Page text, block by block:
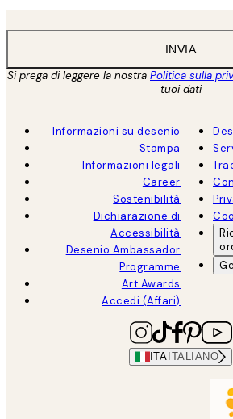
INVIA
Si prega di leggere la nostra Politica sulla
tuoi dati
Informazioni su desenio
Stampa
Informazioni legali
Career
Sostenibilità
Dichiarazione di
Accessibilità
Desenio Ambassador
Programme
Art Awards
Accedi (Affari)
ITA ITALIANO